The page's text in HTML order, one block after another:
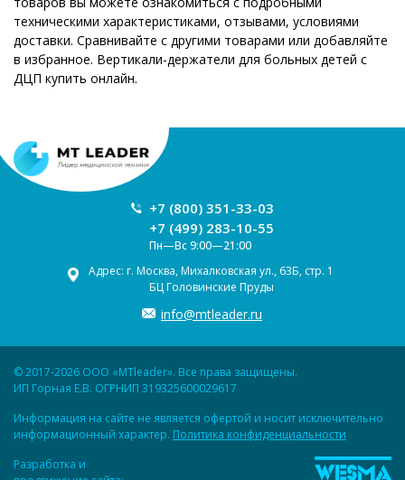
техническими характеристиками, отзывами, условиями
доставки. Сравнивайте с другими товарами или добавляйте
в избранное. Вертикали-держатели для больных детей с
ДЦП купить онлайн.
+7 (800) 351-33-03
+7 (499) 283-10-55
Пн—Вс 9:00—21:00
Адрес: г. Москва, Михалковская ул., 63Б, стр. 1
БЦ Головинские Пруды
info@mtleader.ru
© 2017-2026 ООО «MTleader». Все права защищены.
ИП Горная Е.В. ОГРНИП 319325600029617
Информация на сайте не является офертой и носит исключительно
информационный характер. Политика конфиденциальности
Разработка и